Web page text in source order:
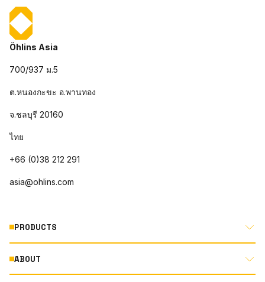
Öhlins Asia
700/937 ม.5
ต.หนองกะขะ อ.พานทอง
จ.ชลบุรี 20160
ไทย
+66 (0)38 212 291
asia@ohlins.com
PRODUCTS
MOTORCYCLE
ABOUT